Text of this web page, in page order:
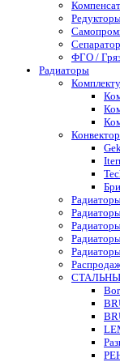
ФГО /
Радиаторы